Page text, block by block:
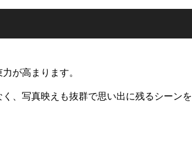
が高まります。
、写真映えも抜群で思い出に残るシーンを